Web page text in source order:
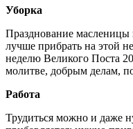
Уборка
Празднование масленицы
лучше прибрать на этой
неделю Великого Поста
молитве, добрым делам,
Работа
Трудиться можно и даже